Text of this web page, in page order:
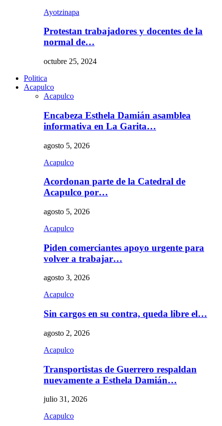
Ayotzinapa
Protestan trabajadores y docentes de la
normal de…
octubre 25, 2024
Politica
Acapulco
Acapulco
Encabeza Esthela Damián asamblea
informativa en La Garita…
agosto 5, 2026
Acapulco
Acordonan parte de la Catedral de
Acapulco por…
agosto 5, 2026
Acapulco
Piden comerciantes apoyo urgente para
volver a trabajar…
agosto 3, 2026
Acapulco
Sin cargos en su contra, queda libre el…
agosto 2, 2026
Acapulco
Transportistas de Guerrero respaldan
nuevamente a Esthela Damián…
julio 31, 2026
Acapulco